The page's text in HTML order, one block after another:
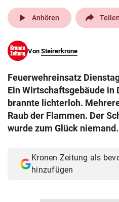
pin_drop
Wien
search
eingeben
play_arrow Anhören Teilen
Von Steirerkrone
Feuerwehreinsatz
Ein Wirtschaftsgebäude in
brannte lichterloh.
Raub der Flammen. Der
wurde zum Glück niemand.
Kronen Zeitung als
hinzufügen